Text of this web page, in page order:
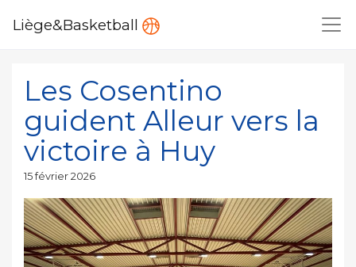
Liège&Basketball
Les Cosentino
guident Alleur vers la
victoire à Huy
Publié
15 février 2026